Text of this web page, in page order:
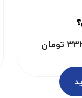
تومان